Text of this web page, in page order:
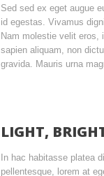
Sed sed ex eget augue
id egestas. Vivamus
Nam molestie velit eros,
sapien aliquam, non
gravida. Mauris urna
LIGHT,
In hac habitasse platea
pellentesque, lorem at